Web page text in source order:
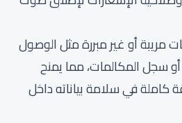
مريبة أو غير مبررة مثل الوصول
سجل المكالمات، مما يمنح
كاملة في سلامة بياناته داخل